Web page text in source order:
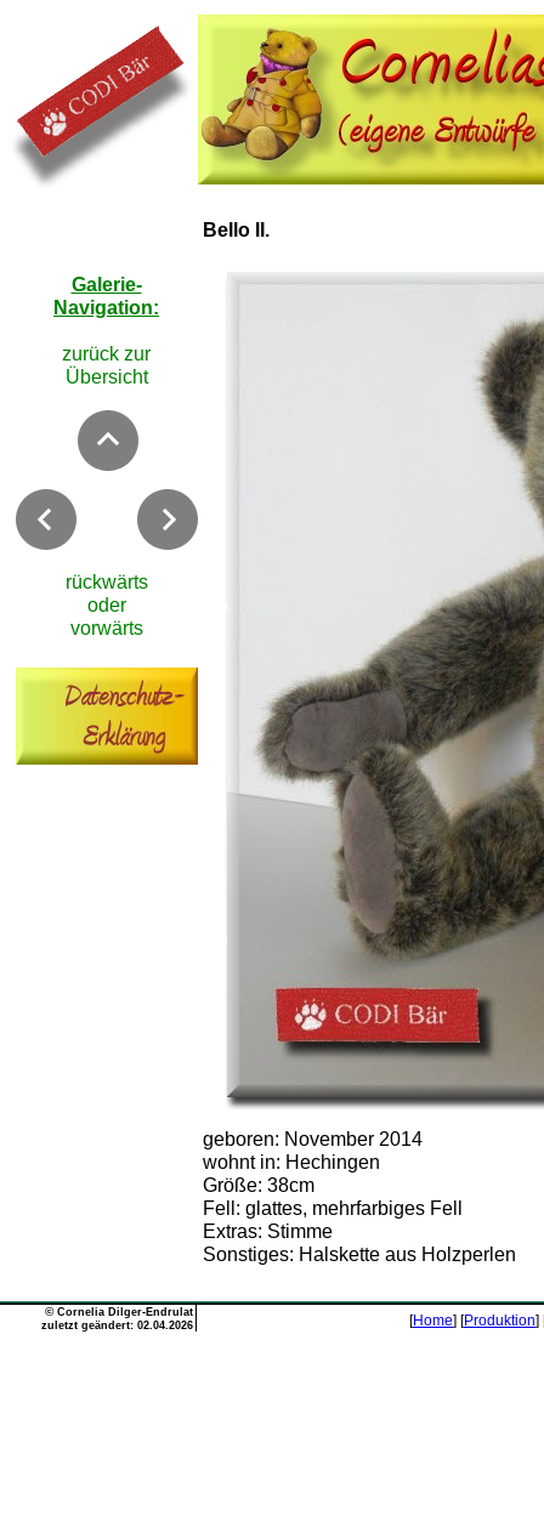
Galerie-
Navigation:
zurück zur
Übersicht
rückwärts
oder
vorwärts
Bello II.
geboren: November 2014
wohnt in: Hechingen
Größe: 38cm
Fell: glattes, mehrfarbiges Fell
Extras: Stimme
Sonstiges: Halskette aus Holzperlen
©Cornelia Dilger-Endrulat
zuletzt geändert: 02.04.2026
[Home] [Produktion]